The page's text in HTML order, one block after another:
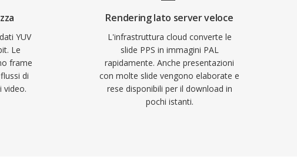
YUV
Le
frame
di
video.
Rendering lato server veloce
L'infrastruttura cloud converte le
slide PPS in immagini PAL
rapidamente. Anche presentazioni
con molte slide vengono elaborate e
rese disponibili per il download in
pochi istanti.